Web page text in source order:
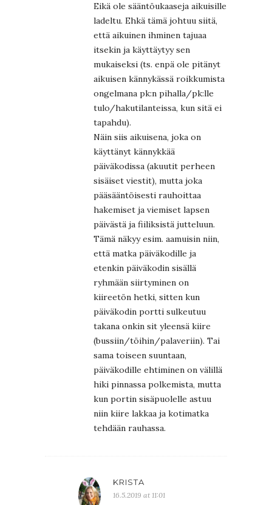
Eikä ole sääntöukaaseja aikuisille
ladeltu. Ehkä tämä johtuu siitä,
että aikuinen ihminen tajuaa
itsekin ja käyttäytyy sen
mukaiseksi (ts. enpä ole pitänyt
aikuisen kännykässä roikkumista
ongelmana pk:n pihalla/pk:lle
tulo/hakutilanteissa, kun sitä ei
tapahdu).
Näin siis aikuisena, joka on
käyttänyt kännykkää
päiväkodissa (akuutit perheen
sisäiset viestit), mutta joka
pääsääntöisesti rauhoittaa
hakemiset ja viemiset lapsen
päivästä ja fiiliksistä jutteluun.
Tämä näkyy esim. aamuisin niin,
että matka päiväkodille ja
etenkin päiväkodin sisällä
ryhmään siirtyminen on
kiireetön hetki, sitten kun
päiväkodin portti sulkeutuu
takana onkin sit yleensä kiire
(bussiin/töihin/palaveriin). Tai
sama toiseen suuntaan,
päiväkodille ehtiminen on välillä
hiki pinnassa polkemista, mutta
kun portin sisäpuolelle astuu
niin kiire lakkaa ja kotimatka
tehdään rauhassa.
KRISTA
16.5.2019 at 11:01